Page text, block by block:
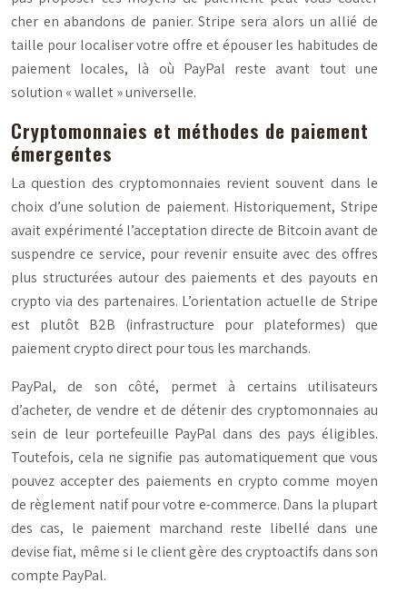
cher en abandons de panier. Stripe sera alors un allié de
taille pour localiser votre offre et épouser les habitudes de
paiement locales, là où PayPal reste avant tout une
solution « wallet » universelle.
Cryptomonnaies et méthodes de paiement
émergentes
La question des cryptomonnaies revient souvent dans le
choix d’une solution de paiement. Historiquement, Stripe
avait expérimenté l’acceptation directe de Bitcoin avant de
suspendre ce service, pour revenir ensuite avec des offres
plus structurées autour des paiements et des payouts en
crypto via des partenaires. L’orientation actuelle de Stripe
est plutôt B2B (infrastructure pour plateformes) que
paiement crypto direct pour tous les marchands.
PayPal, de son côté, permet à certains utilisateurs
d’acheter, de vendre et de détenir des cryptomonnaies au
sein de leur portefeuille PayPal dans des pays éligibles.
Toutefois, cela ne signifie pas automatiquement que vous
pouvez accepter des paiements en crypto comme moyen
de règlement natif pour votre e-commerce. Dans la plupart
des cas, le paiement marchand reste libellé dans une
devise fiat, même si le client gère des cryptoactifs dans son
compte PayPal.